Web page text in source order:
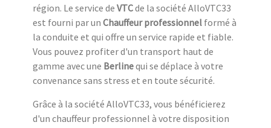
région. Le service de VTCde la société AlloVTC33
est fourni par un Chauffeur professionnel formé à
la conduite et qui offre un service rapide et fiable.
Vous pouvez profiter d'un transport haut de
gamme avec une Berlinequi se déplace à votre
convenance sans stress et en toute sécurité.
Grâce à la société AlloVTC33, vous bénéficierez
d'un chauffeur professionnel à votre disposition